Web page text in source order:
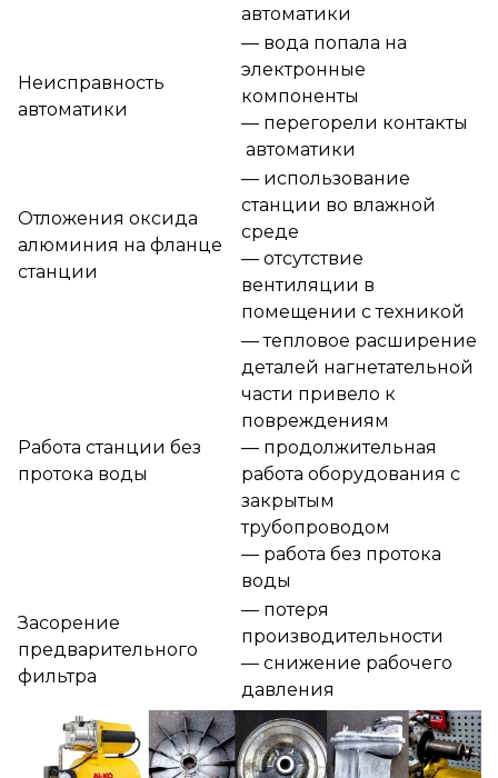
автоматики
Неисправность
автоматики
— вода попала на
электронные
компоненты
— перегорели контакты
автоматики
Отложения оксида
алюминия на фланце
станции
— использование
станции во влажной
среде
— отсутствие
вентиляции в
помещении с техникой
Работа станции без
протока воды
— тепловое расширение
деталей нагнетательной
части привело к
повреждениям
— продолжительная
работа оборудования с
закрытым
трубопроводом
— работа без протока
воды
Засорение
предварительного
фильтра
— потеря
производительности
— снижение рабочего
давления